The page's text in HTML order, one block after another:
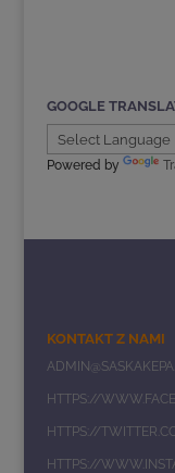
GOOGLE
Powered by
KONTAKT Z NAMI
HTTPS://
HTTPS://
HTTPS://